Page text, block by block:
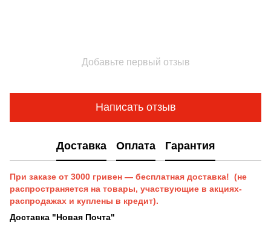
Добавьте первый отзыв
Написать отзыв
Доставка Оплата Гарантия
При заказе от 3000 гривен — бесплатная доставка! (не
распространяется на товары, участвующие в акциях-
распродажах и куплены в кредит).
Доставка "Новая Почта"